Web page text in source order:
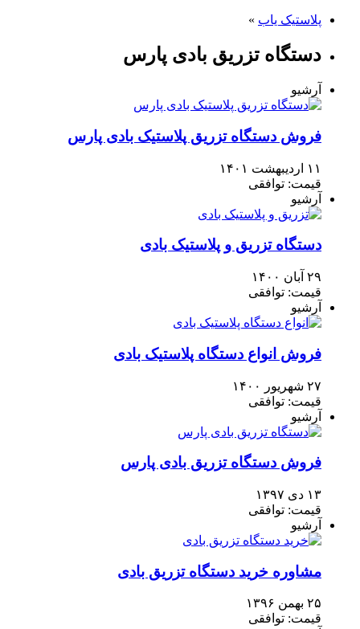
پلاستیک یاب »
دستگاه تزریق بادی پارس
آرشیو
فروش دستگاه تزریق پلاستیک بادی پارس
۱۱ اردیبهشت ۱۴۰۱
قیمت: توافقی
آرشیو
دستگاه تزریق و پلاستیک بادی
۲۹ آبان ۱۴۰۰
قیمت: توافقی
آرشیو
فروش انواع دستگاه پلاستیک بادی
۲۷ شهریور ۱۴۰۰
قیمت: توافقی
آرشیو
فروش دستگاه تزریق بادی پارس
۱۳ دی ۱۳۹۷
قیمت: توافقی
آرشیو
مشاوره خرید دستگاه تزریق بادی
۲۵ بهمن ۱۳۹۶
قیمت: توافقی